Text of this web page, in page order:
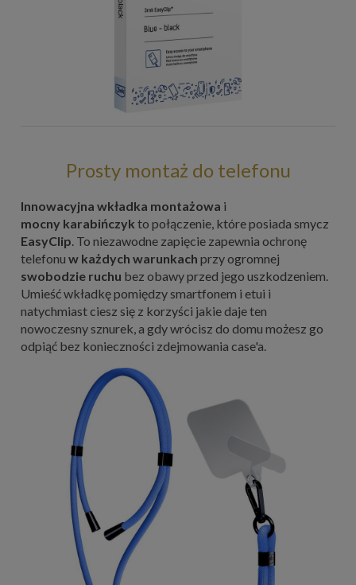
Prosty montaż do telefonu
Innowacyjna wkładka montażowa i
mocny karabińczyk to połączenie, które posiada smycz
EasyClip. To niezawodne zapięcie zapewnia ochronę
telefonu w każdych warunkach przy ogromnej
swobodzie ruchu bez obawy przed jego uszkodzeniem.
Umieść wkładkę pomiędzy smartfonem i etui i
natychmiast ciesz się z korzyści jakie daje ten
nowoczesny sznurek, a gdy wrócisz do domu możesz go
odpiąć bez konieczności zdejmowania case'a.